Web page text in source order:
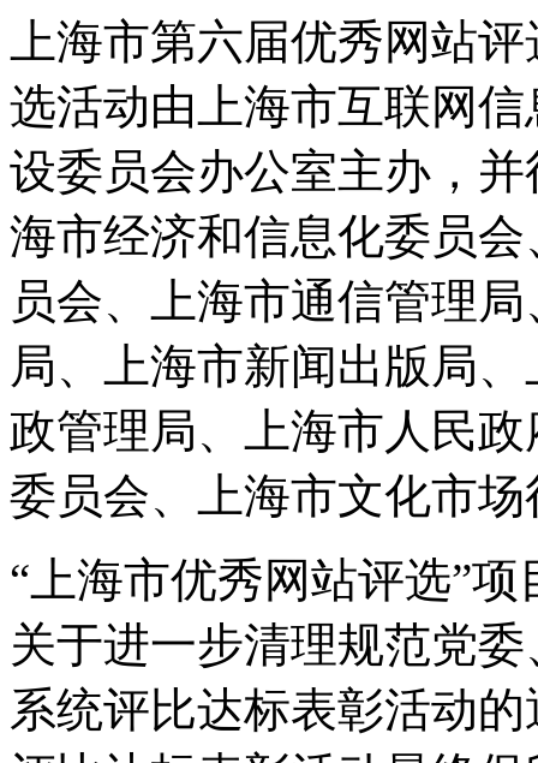
上海市第六届优秀网站
选活动由上海市互联网
设委员会办公室主办，
海市经济和信息化委员
员会、上海市通信管理
局、上海市新闻出版局
政管理局、上海市人民
委员会、上海市文化市
“上海市优秀网站评选”
关于进一步清理规范党
系统评比达标表彰活动